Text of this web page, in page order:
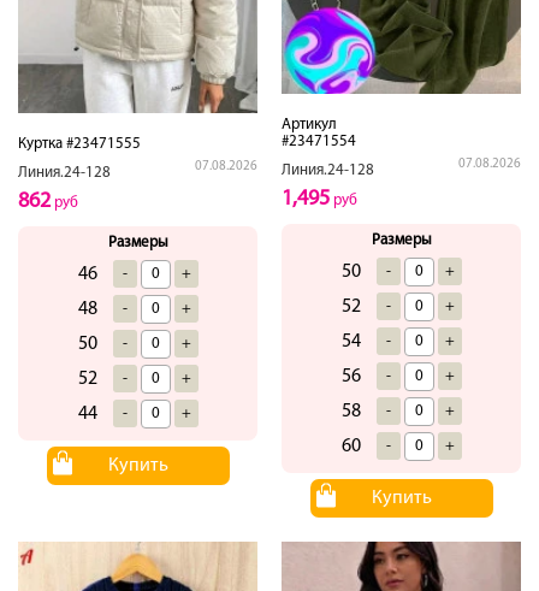
Куртка #23471555
Линия.24-128
07.08.2026
862руб
Размеры
46 - +
48 - +
50 - +
52 - +
44 - +
Купить
Артикул
#23471554
Линия.24-128
07.08.2026
1,495 руб
Размеры
50 - +
52 - +
54 - +
56 - +
58 - +
60 - +
Купить